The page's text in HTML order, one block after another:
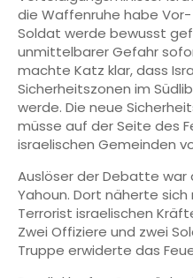
die Waffenruhe habe
Soldat werde bewusst
unmittelbarer Gefahr
machte Katz klar, dass
Sicherheitszonen im
werde. Die neue
müsse auf der Seite des
israelischen Gemeinden
Auslöser der Debatte war
Yahoun. Dort näherte sich
Terrorist israelischen
Zwei Offiziere und zwei
Truppe erwiderte das